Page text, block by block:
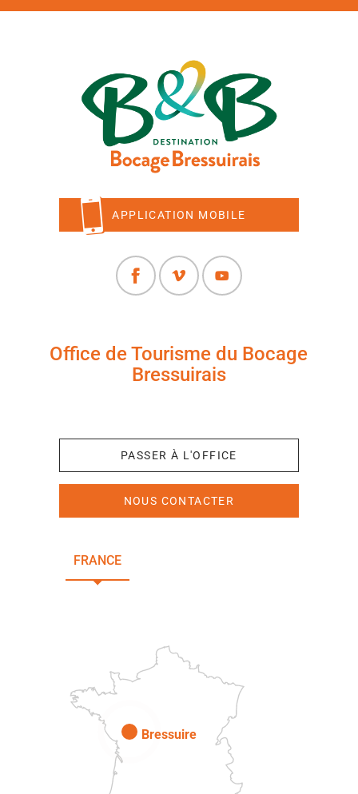
APPLICATION MOBILE
Office de Tourisme du Bocage
Bressuirais
PASSER À L'OFFICE
NOUS CONTACTER
FRANCE
Bressuire